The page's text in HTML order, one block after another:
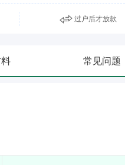
过户后才放款
常见问题